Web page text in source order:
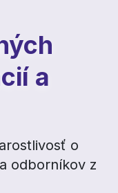
a
o
odborníkov z